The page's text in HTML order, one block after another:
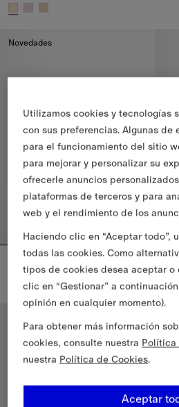
Novedades
Camisa de corte clásico en popelina de algodón con volantes
585,00 €
Camisa de corte clásico en
Utilizamos cookies y tecnologías
con sus preferencias. Algunas de
para el funcionamiento del sitio
para mejorar y personalizar su
ofrecerle anuncios
plataformas de terceros y para
web y el rendimiento de los
Haciendo clic en “Aceptar todo”,
todas las cookies. Como
tipos de cookies desea aceptar
clic en “Gestionar” a
opinión en cualquier momento).
Para obtener más información
cookies, consulte nuestra Política
nuestra Política de Cookies.
Aceptar